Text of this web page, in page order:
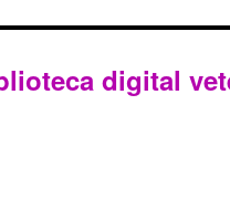
digital